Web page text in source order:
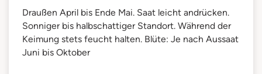
Draußen April bis Ende Mai. Saat leicht andrücken.
Sonniger bis halbschattiger Standort. Während der
Keimung stets feucht halten. Blüte: Je nach Aussaat
Juni bis Oktober